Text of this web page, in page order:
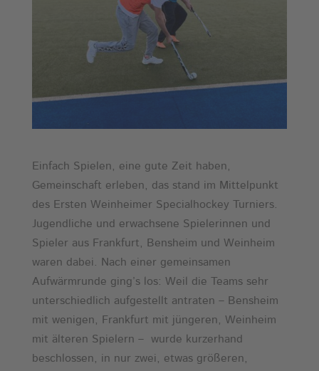
Einfach Spielen, eine gute Zeit haben,
Gemeinschaft erleben, das stand im Mittelpunkt
des Ersten Weinheimer Specialhockey Turniers.
Jugendliche und erwachsene Spielerinnen und
Spieler aus Frankfurt, Bensheim und Weinheim
waren dabei. Nach einer gemeinsamen
Aufwärmrunde ging’s los: Weil die Teams sehr
unterschiedlich aufgestellt antraten – Bensheim
mit wenigen, Frankfurt mit jüngeren, Weinheim
mit älteren Spielern – wurde kurzerhand
beschlossen, in nur zwei, etwas größeren,